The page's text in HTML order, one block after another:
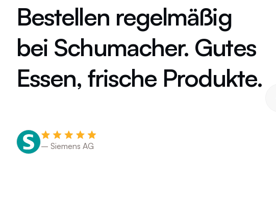
Bestellen regelmäßig
bei Schumacher. Gutes
Essen, frische Produkte.
– Siemens AG